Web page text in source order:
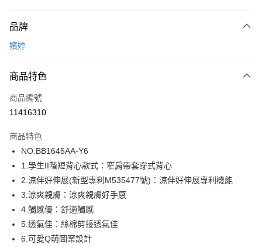
信用卡一次付款
LINE Pay
街口支付
運送方式
全家取貨付款
每筆NT$80，滿NT$1,000(含以上)免運費
付款後全家取貨
每筆NT$80，滿NT$1,000(含以上)免運費
7-11取貨付款
品牌
嬪婷
商品特色
商品編號
11416310
商品特色
NO.BB1645AA-Y6
1.學生II階短背心款式：窄肩帶套穿式背心
2.涼伴好伸展(新型專利M535477號)：涼伴好伸展專利機能
3.涼爽親膚：涼爽親膚好手感
4.觸感優：舒適觸感
5.透氣佳：絲棉剪接透氣佳
6.可愛Q萌圖案設計